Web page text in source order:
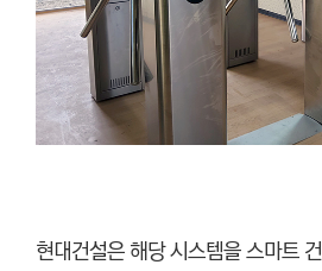
현대건설은 해당 시스템을 스마트